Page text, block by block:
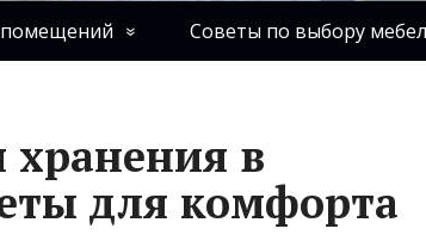
помещений Советы по выбору
в
для комфорта